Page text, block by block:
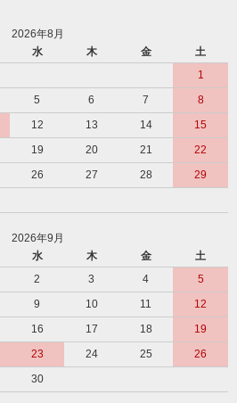
2026年8月
水 木 金
土
1
5 6 7
8
12 13 14
15
19 20 21
22
26 27 28
29
2026年9月
水 木 金
土
2 3 4
5
9 10 11
12
16 17 18
19
23 24 25
26
30